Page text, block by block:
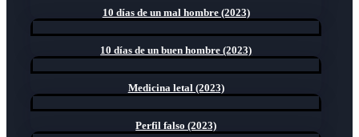
10 días de un mal hombre (2023)
10 días de un buen hombre (2023)
Medicina letal (2023)
Perfil falso (2023)